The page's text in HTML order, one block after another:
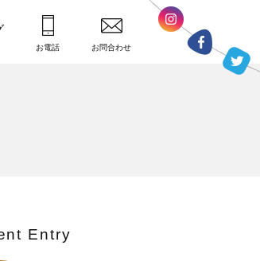
お電話 お問合わせ
Entry